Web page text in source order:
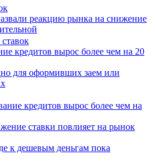
реакцию рынка на снижение
кредитов вырос более чем на 20
для оформивших заем или
ставки повлияет на рынок
к дешевым деньгам пока